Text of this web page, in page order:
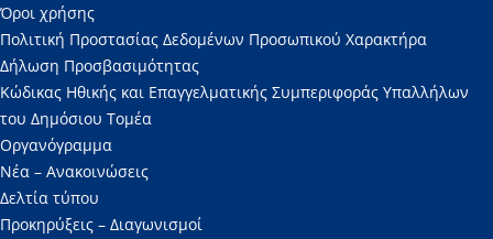
Όροι χρήσης
Πολιτική Προστασίας Δεδομένων Προσωπικού Χαρακτήρα
Δήλωση Προσβασιμότητας
Κώδικας Ηθικής και Επαγγελματικής Συμπεριφοράς Υπαλλήλων
του Δημόσιου Τομέα
Οργανόγραμμα
Νέα – Ανακοινώσεις
Δελτία τύπου
Προκηρύξεις – Διαγωνισμοί